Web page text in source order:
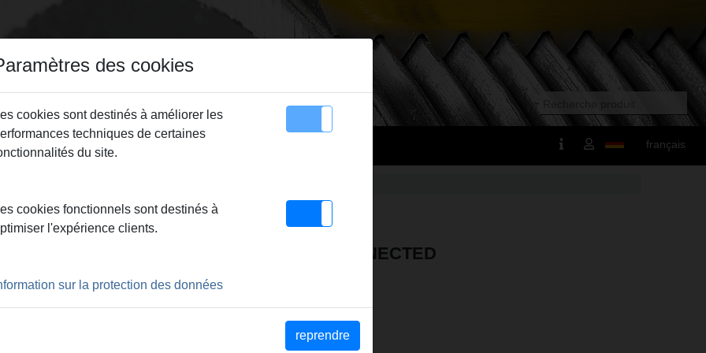
Sitemap Contact français
RINÇAGE AVEC FONCTIONNALITÉ CONNECTED
des cookies
cookies sont destinés à améliorer les
techniques de certaines
du site.
cookies fonctionnels sont destinés à
l'expérience clients.
sur la protection des données
reprendre